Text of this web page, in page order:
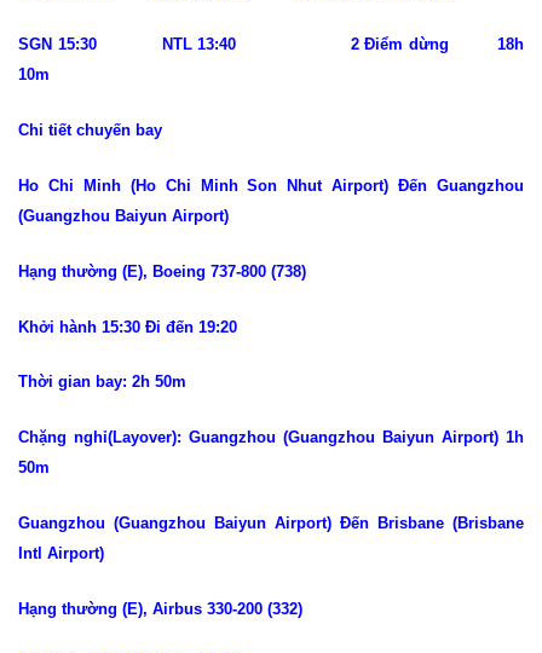
SGN 15:30 NTL 13:40 2 Điểm dừng 18h
10m
Chi tiết chuyến bay
Ho Chi Minh (Ho Chi Minh Son Nhut Airport) Đến Guangzhou
(Guangzhou Baiyun Airport)
Hạng thường (E), Boeing 737-800 (738)
Khởi hành 15:30 Đi đến 19:20
Thời gian bay: 2h 50m
Chặng nghỉ(Layover): Guangzhou (Guangzhou Baiyun Airport) 1h
50m
Guangzhou (Guangzhou Baiyun Airport) Đến Brisbane (Brisbane
Intl Airport)
Hạng thường (E), Airbus 330-200 (332)